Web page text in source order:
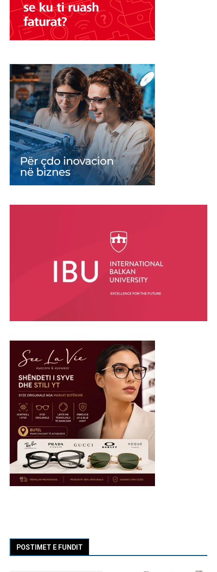
POSTIMET E FUNDIT